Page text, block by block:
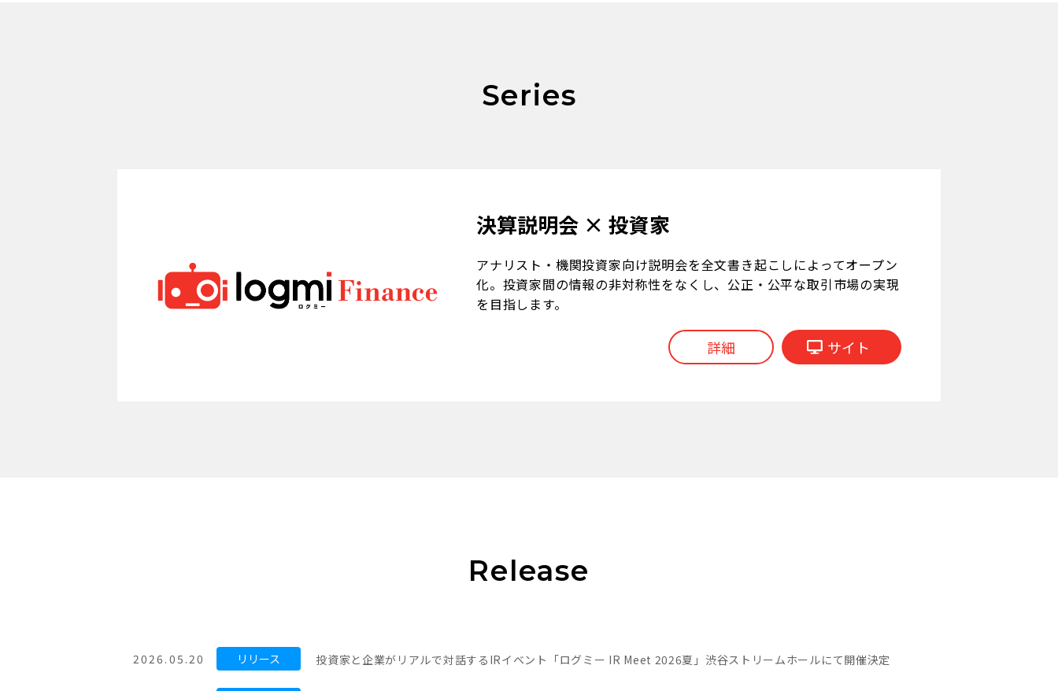
Series
決算説明会 × 投資家
アナリスト・機関投資家向け説明会を全文書き起こしによってオープン
化。投資家間の情報の非対称性をなくし、公正・公平な取引市場の実現
を目指します。
詳細 サイト
Release
2026.05.20 投資家と企業がリアルで対話するIRイベント「ログミー IR Meet 2026夏」渋谷ストリームホールにて開催決定